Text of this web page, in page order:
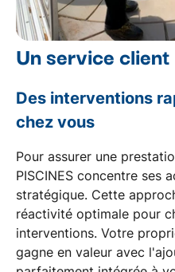
Un service
Des interventions
chez vous
Pour assurer une
PISCINES concentre ses
stratégique. Cette
réactivité optimale pour
interventions. Votre
gagne en valeur avec